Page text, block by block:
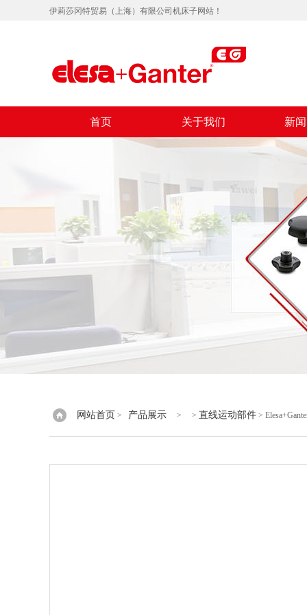
伊莉莎冈特贸易（上海）有限公司机床子网站！
首页 关于我们 新
网站首页 > 产品展示 > > 直线运动部件 >